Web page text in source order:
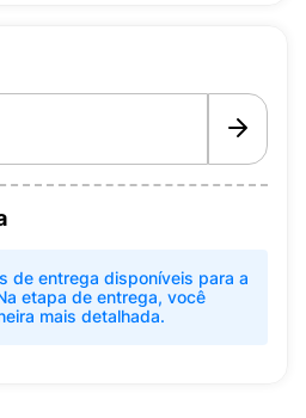
de entrega disponíveis para a
etapa de entrega, você
mais detalhada.